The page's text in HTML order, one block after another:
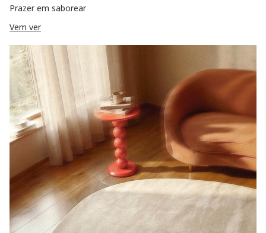
Prazer em saborear
Vem ver